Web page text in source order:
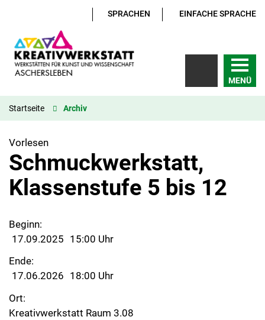
SPRACHEN EINFACHE SPRACHE
MENÜ
Startseite Archiv
Vorlesen
Schmuckwerkstatt,
Klassenstufe 5 bis 12
Beginn:
17.09.2025 15:00 Uhr
Ende:
17.06.2026 18:00 Uhr
Ort:
Kreativwerkstatt Raum 3.08